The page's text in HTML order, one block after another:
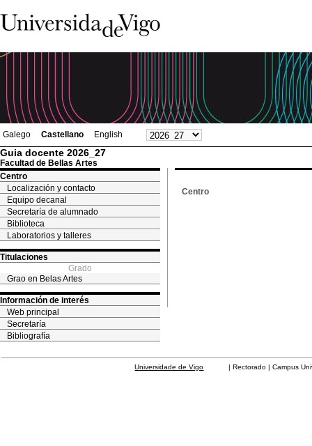
Galego Castellano English
Guia docente 2026_27
Facultad de Bellas Artes
Centro
Localización y contacto
Equipo decanal
Secretaría de alumnado
Biblioteca
Laboratorios y talleres
Titulaciones
Grado
Grao en Belas Artes
Información de interés
Web principal
Secretaría
Bibliografía
Centro
Universidade de Vigo | Rectorado | Campus